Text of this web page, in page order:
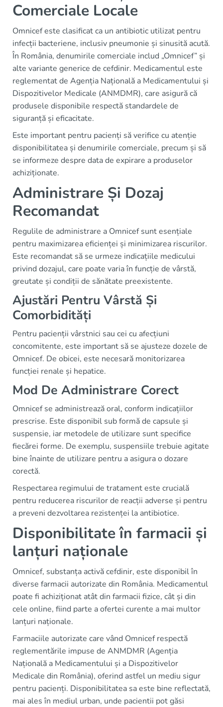
Comerciale Locale
Omnicef este clasificat ca un antibiotic utilizat pentru
infecții bacteriene, inclusiv pneumonie și sinusită acută.
În România, denumirile comerciale includ „Omnicef” și
alte variante generice de cefdinir. Medicamentul este
reglementat de Agenția Națională a Medicamentului și
Dispozitivelor Medicale (ANMDMR), care asigură că
produsele disponibile respectă standardele de
siguranță și eficacitate.
Este important pentru pacienți să verifice cu atenție
disponibilitatea și denumirile comerciale, precum și să
se informeze despre data de expirare a produselor
achiziționate.
Administrare Și Dozaj
Recomandat
Regulile de administrare a Omnicef sunt esențiale
pentru maximizarea eficienței și minimizarea riscurilor.
Este recomandat să se urmeze indicațiile medicului
privind dozajul, care poate varia în funcție de vârstă,
greutate și condiții de sănătate preexistente.
Ajustări Pentru Vârstă Și
Comorbidități
Pentru pacienții vârstnici sau cei cu afecțiuni
concomitente, este important să se ajusteze dozele de
Omnicef. De obicei, este necesară monitorizarea
funcției renale și hepatice.
Mod De Administrare Corect
Omnicef se administrează oral, conform indicațiilor
prescrise. Este disponibil sub formă de capsule și
suspensie, iar metodele de utilizare sunt specifice
fiecărei forme. De exemplu, suspensiile trebuie agitate
bine înainte de utilizare pentru a asigura o dozare
corectă.
Respectarea regimului de tratament este crucială
pentru reducerea riscurilor de reacții adverse și pentru
a preveni dezvoltarea rezistenței la antibiotice.
Disponibilitate în farmacii și
lanțuri naționale
Omnicef, substanța activă cefdinir, este disponibil în
diverse farmacii autorizate din România. Medicamentul
poate fi achiziționat atât din farmacii fizice, cât și din
cele online, fiind parte a ofertei curente a mai multor
lanțuri naționale.
Farmaciile autorizate care vând Omnicef respectă
reglementările impuse de ANMDMR (Agenția
Națională a Medicamentului și a Dispozitivelor
Medicale din România), oferind astfel un mediu sigur
pentru pacienți. Disponibilitatea sa este bine reflectată,
mai ales în mediul urban, unde pacientii pot găsi